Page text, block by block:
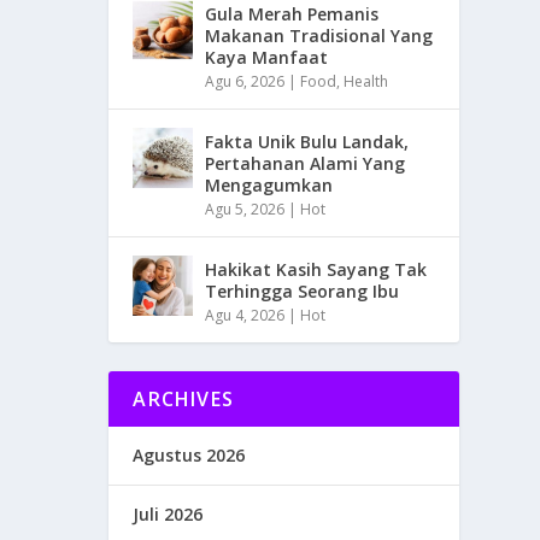
Gula Merah Pemanis
Makanan Tradisional Yang
Kaya Manfaat
Agu 6, 2026 | Food, Health
Fakta Unik Bulu Landak,
Pertahanan Alami Yang
Mengagumkan
Agu 5, 2026 | Hot
Hakikat Kasih Sayang Tak
Terhingga Seorang Ibu
Agu 4, 2026 | Hot
ARCHIVES
Agustus 2026
Juli 2026